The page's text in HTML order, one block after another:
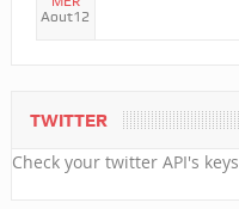
Aout12
TWITTER
Check your twitter API's keys